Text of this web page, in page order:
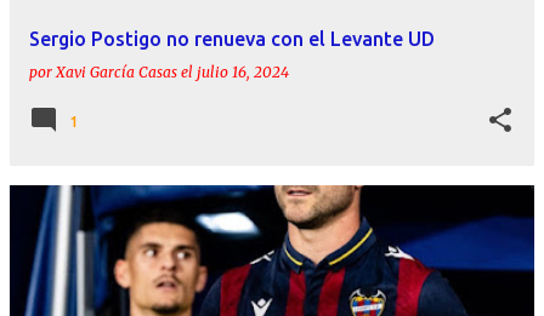
Sergio Postigo no renueva con el Levante UD
porXavi García Casas el julio 16, 2024
1